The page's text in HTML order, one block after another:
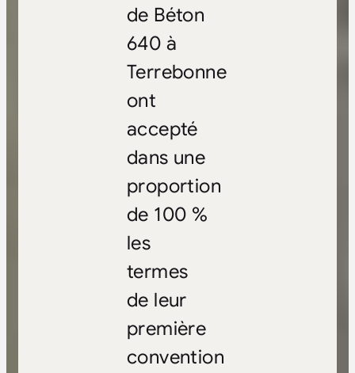
de Béton
640 à
Terrebonne
ont
accepté
dans une
proportion
de 100 %
les
termes
de leur
première
convention